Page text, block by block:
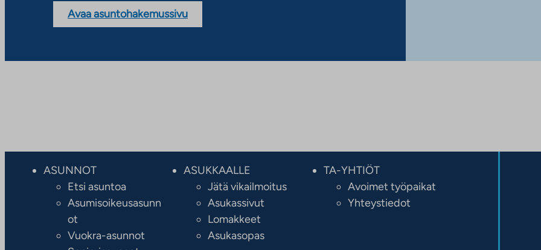
Avaa asuntohakemussivu
ASUNNOT
Etsi asuntoa
Asumisoikeusasunn
ot
Vuokra-asunnot
ASUKKAALLE
Jätä vikailmoitus
Asukassivut
Lomakkeet
Asukasopas
TA-YHTIÖT
Avoimet työpaikat
Yhteystiedot